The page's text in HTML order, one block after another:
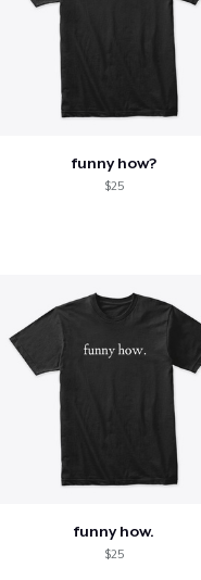
funny how?
$25
funny how.
$25